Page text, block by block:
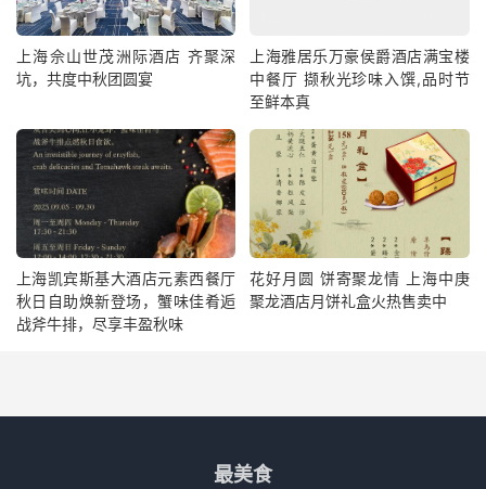
上海佘山世茂洲际酒店 齐聚深
坑，共度中秋团圆宴
上海雅居乐万豪侯爵酒店满宝楼
中餐厅 撷秋光珍味入馔,品时节
至鲜本真
上海凯宾斯基大酒店元素西餐厅
秋日自助焕新登场，蟹味佳肴逅
战斧牛排，尽享丰盈秋味
花好月圆 饼寄聚龙情 上海中庚
聚龙酒店月饼礼盒火热售卖中
最美食